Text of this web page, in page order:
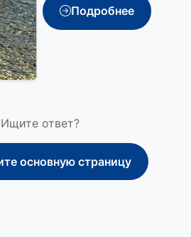
Подробнее
Ищите ответ?
основную страницу